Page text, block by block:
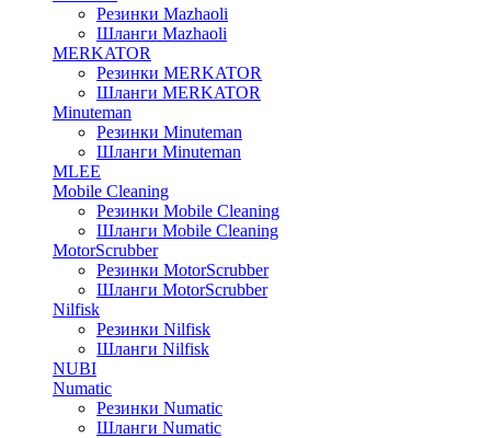
Резинки Mazhaoli
Шланги Mazhaoli
MERKATOR
Резинки MERKATOR
Шланги MERKATOR
Minuteman
Резинки Minuteman
Шланги Minuteman
MLEE
Mobile Cleaning
Резинки Mobile Cleaning
Шланги Mobile Cleaning
MotorScrubber
Резинки MotorScrubber
Шланги MotorScrubber
Nilfisk
Резинки Nilfisk
Шланги Nilfisk
NUBI
Numatic
Резинки Numatic
Шланги Numatic